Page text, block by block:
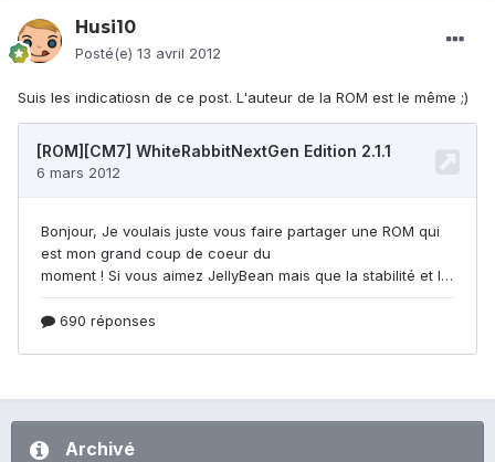
Husi10
Posté(e) 13 avril 2012
Suis les indicatiosn de ce post. L'auteur de la ROM est le même ;)
Archivé